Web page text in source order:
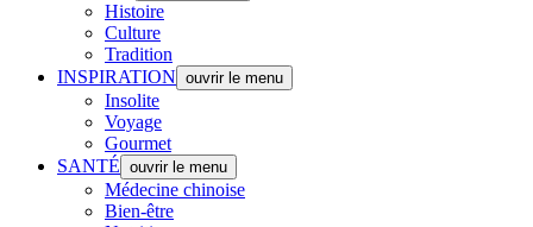
Histoire
Culture
Tradition
INSPIRATION ouvrir le menu
Insolite
Voyage
Gourmet
SANTÉ ouvrir le menu
Médecine chinoise
Bien-être